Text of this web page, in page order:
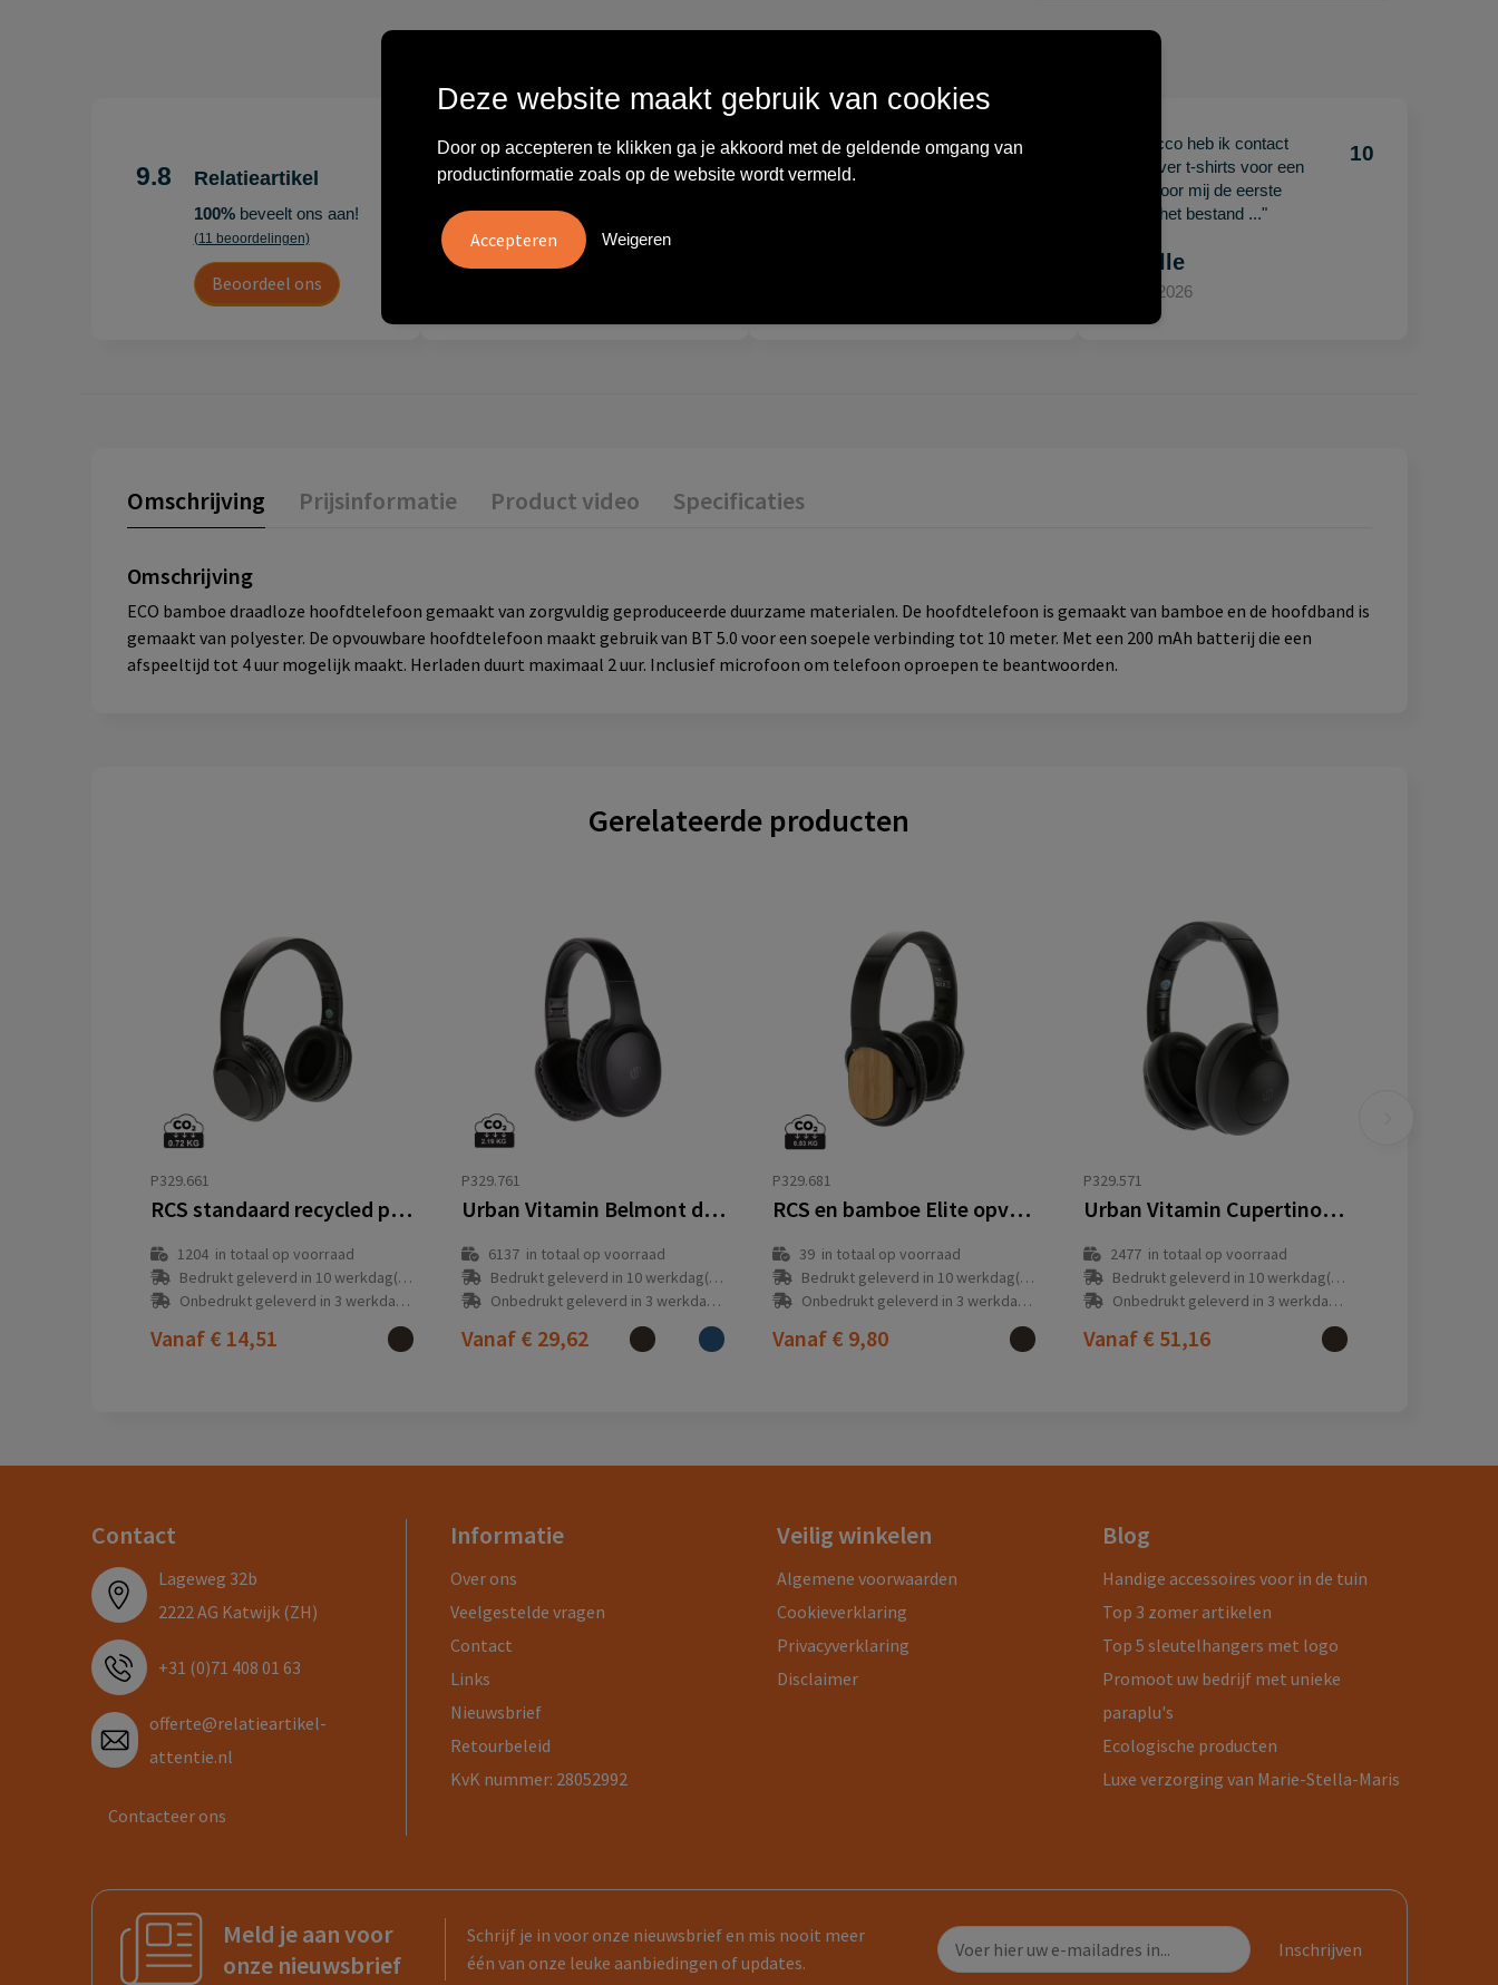
9.8 Relatieartikel
100%beveelt ons aan!
(11 beoordelingen)
Beoordeel ons
"Erg tevreden over
Hoogenboom/Ravelli Relatie
persoonlijk en prettig, we w..."
10
Leontien
"Ze denken in oplossingen.
De bestelde artikelen waren
10
"Met Jacco heb ik contact
gehad over t-shirts voor een
beurs. Voor mij de eerste
keer en het bestand ..."
10
Mariëlle
15 april 2026
Omschrijving Prijsinformatie Product video Specificaties
Omschrijving
ECO bamboe draadloze hoofdtelefoon gemaakt van zorgvuldig geproduceerde duurzame materialen. De hoofdtelefoon is gemaakt van bamboe en de hoofdband is
gemaakt van polyester. De opvouwbare hoofdtelefoon maakt gebruik van BT 5.0 voor een soepele verbinding tot 10 meter. Met een 200 mAh batterij die een
afspeeltijd tot 4 uur mogelijk maakt. Herladen duurt maximaal 2 uur. Inclusief microfoon om telefoon oproepen te beantwoorden.
Gerelateerde producten
P329.661
RCS standaard recycled plastic hoofdtelefoon
1204in totaal op voorraad
Bedrukt geleverd in 10 werkdag(en)
Onbedrukt geleverd in 3 werkdag(en)
Vanaf € 14,51
P329.761
Urban Vitamin Belmont draadloze hoofdtelefoon
6137in totaal op voorraad
Bedrukt geleverd in 10 werkdag(en)
Onbedrukt geleverd in 3 werkdag(en)
Vanaf € 29,62
P329.681
RCS en bamboe Elite opvouwbare draadloze hoofdtelefoon
39 in totaal op voorraad
Bedrukt geleverd in 10 werkdag(en)
Onbedrukt geleverd in 3 werkdag(en)
Vanaf € 9,80
P329.571
Urban Vitamin Cupertino RCS rplastic ANC hoofdtelefoon
2477 in totaal op voorraad
Bedrukt geleverd in 10 werkdag(en)
Onbedrukt geleverd in 3 werkdag(en)
Vanaf € 51,16
Contact
Lageweg 32b
2222 AG Katwijk (ZH)
+31 (0)71 408 01 63
offerte@relatieartikel-
attentie.nl
Contacteer ons
Informatie
Over ons
Veelgestelde vragen
Contact
Links
Nieuwsbrief
Retourbeleid
KvK nummer: 28052992
Veilig winkelen
Algemene voorwaarden
Cookieverklaring
Privacyverklaring
Disclaimer
Blog
Handige accessoires voor in de tuin
Top 3 zomer artikelen
Top 5 sleutelhangers met logo
Promoot uw bedrijf met unieke
paraplu's
Ecologische producten
Luxe verzorging van Marie-Stella-Maris
Meld je aan voor
onze nieuwsbrief
Schrijf je in voor onze nieuwsbrief en mis nooit meer
één van onze leuke aanbiedingen of updates.
Deze website maakt gebruik van cookies
Door op accepteren te klikken ga je akkoord met de geldende omgang van
productinformatie zoals op de website wordt vermeld.
Weigeren